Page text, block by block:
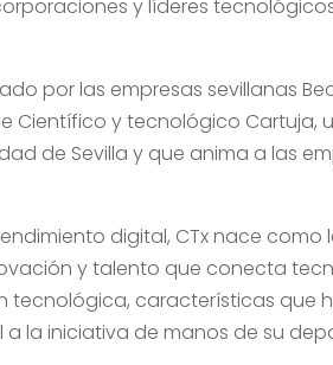
y líderes
por las empresas sevillanas
Científico y tecnológico
de Sevilla y que anima a las
digital, CTx nace como
y talento que conecta
tecnológica, características que
la iniciativa de manos de su